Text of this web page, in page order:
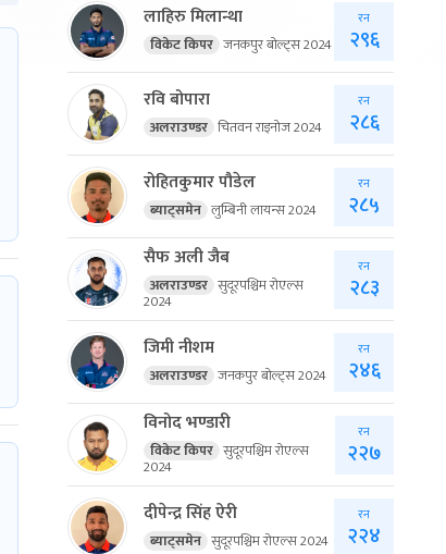
लाहिरु मिलान्था
विकेट किपर जनकपुर बोल्ट्स 2024
रन
२९६
रवि बोपारा
अलराउण्डर चितवन राइनोज 2024
रन
२८६
रोहितकुमार पौडेल
ब्याट्समेन लुम्बिनी लायन्स 2024
रन
२८५
सैफ अली जैब
अलराउण्डर सुदूरपश्चिम रोएल्स
2024
रन
२८३
जिमी नीशम
अलराउण्डर जनकपुर बोल्ट्स 2024
रन
२४६
विनोद भण्डारी
विकेट किपर सुदूरपश्चिम रोएल्स
2024
रन
२२७
दीपेन्द्र सिंह ऐरी
ब्याट्समेन सुदूरपश्चिम रोएल्स 2024
रन
२२४